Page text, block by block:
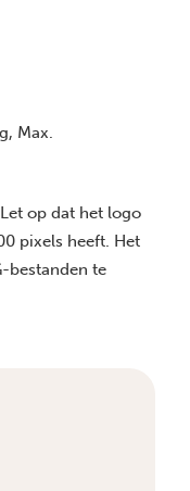
Max.
op dat het logo
pixels heeft. Het
bestanden te